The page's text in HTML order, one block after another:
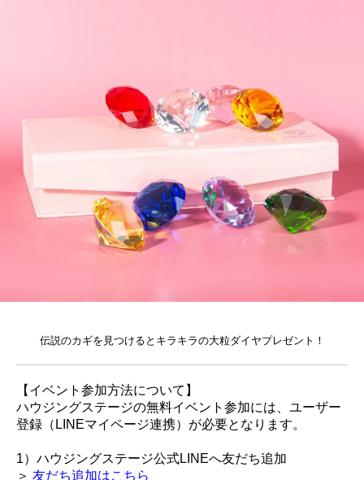
伝説のカギを見つけるとキラキラの大粒ダイヤプレゼント！
【イベント参加方法について】
ハウジングステージの無料イベント参加には、ユーザー
登録（LINEマイページ連携）が必要となります。
1）ハウジングステージ公式LINEへ友だち追加
＞ 友だち追加はこちら